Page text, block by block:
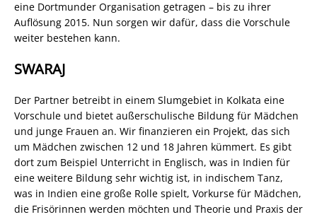
eine Dortmunder Organisation getragen – bis zu ihrer
Auflösung 2015. Nun sorgen wir dafür, dass die Vorschule
weiter bestehen kann.
SWARAJ
Der Partner betreibt in einem Slumgebiet in Kolkata eine
Vorschule und bietet außerschulische Bildung für Mädchen
und junge Frauen an. Wir finanzieren ein Projekt, das sich
um Mädchen zwischen 12 und 18 Jahren kümmert. Es gibt
dort zum Beispiel Unterricht in Englisch, was in Indien für
eine weitere Bildung sehr wichtig ist, in indischem Tanz,
was in Indien eine große Rolle spielt, Vorkurse für Mädchen,
die Frisörinnen werden möchten und Theorie und Praxis der